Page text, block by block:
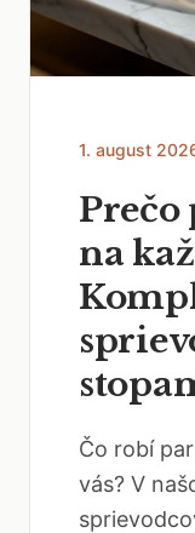
1. august
na
Čo robí
vás? V